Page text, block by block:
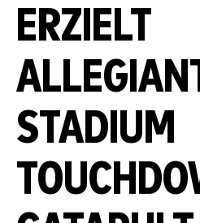
ERZIELT
STADIUM